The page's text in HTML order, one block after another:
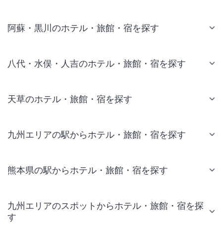
阿蘇・黒川のホテル・旅館・宿を探す
八代・水俣・人吉のホテル・旅館・宿を探す
天草のホテル・旅館・宿を探す
九州エリアの駅からホテル・旅館・宿を探す
熊本県の駅からホテル・旅館・宿を探す
九州エリアのスポットからホテル・旅館・宿を探
す